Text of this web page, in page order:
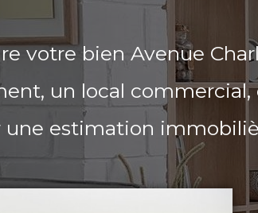
votre bien Avenue
un local
une estimation